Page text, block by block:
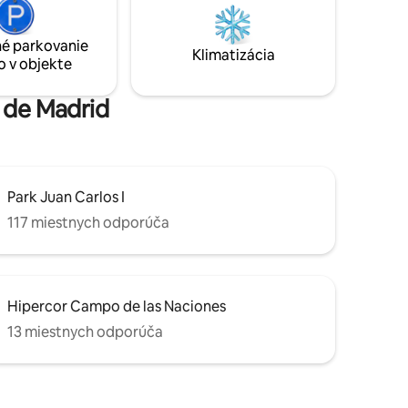
de
parkovanie
v objekte
Klimatizácia
Madrid
Park Juan Carlos I
117 miestnych odporúča
Hipercor Campo de las Naciones
13 miestnych odporúča